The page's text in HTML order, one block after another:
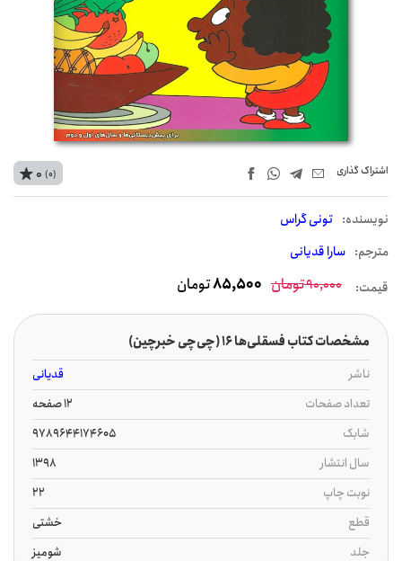
اشتراک‌ گذاری
نويسنده: تونی گراس
مترجم: سارا قدیانی
0 (0)
قیمت: 90,000تومان 85,500تومان
مشخصات کتاب فسقلی‌ها 16 (چی‌چی خبرچین)
ناشر
قدیانی
تعداد صفحات
12 صفحه
شابک
9789644174605
سال انتشار
1398
نوبت چاپ
22
قطع
خشتی
جلد
شومیز